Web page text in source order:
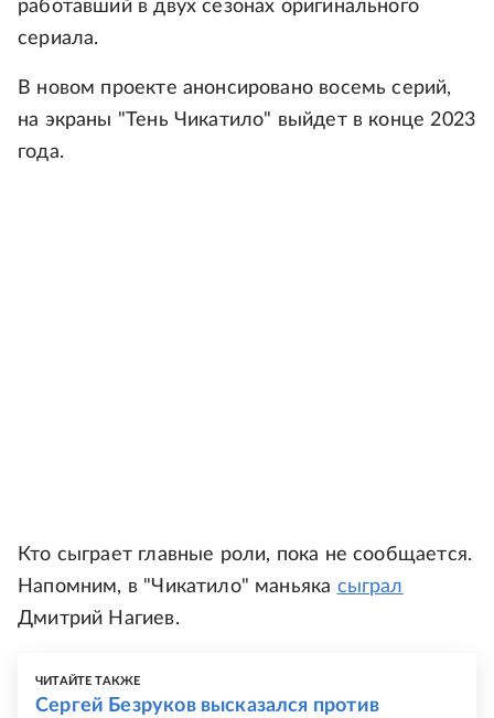
работавший в двух сезонах оригинального
сериала.
В новом проекте анонсировано восемь серий,
на экраны "Тень Чикатило" выйдет в конце 2023
года.
Кто сыграет главные роли, пока не сообщается.
Напомним, в "Чикатило" маньяка сыграл
Дмитрий Нагиев.
ЧИТАЙТЕ ТАКЖЕ
Сергей Безруков высказался против